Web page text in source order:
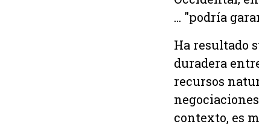
... "podría
Ha resultado
duradera
recursos
contexto, es